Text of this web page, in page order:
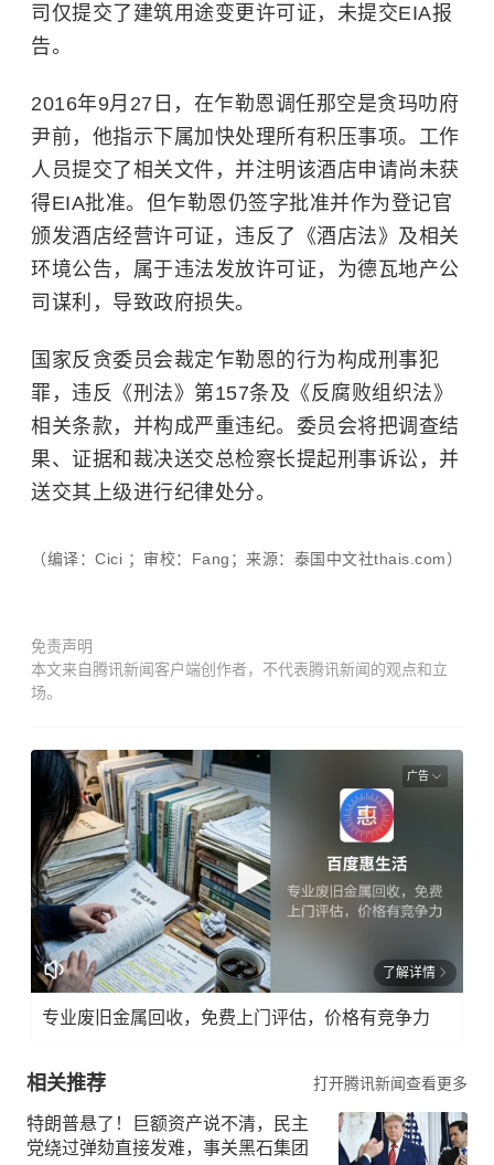
司仅提交了建筑用途变更许可证，未提交EIA报
告。
2016年9月27日，在乍勒恩调任那空是贪玛叻府
尹前，他指示下属加快处理所有积压事项。工作
人员提交了相关文件，并注明该酒店申请尚未获
得EIA批准。但乍勒恩仍签字批准并作为登记官
颁发酒店经营许可证，违反了《酒店法》及相关
环境公告，属于违法发放许可证，为德瓦地产公
司谋利，导致政府损失。
国家反贪委员会裁定乍勒恩的行为构成刑事犯
罪，违反《刑法》第157条及《反腐败组织法》
相关条款，并构成严重违纪。委员会将把调查结
果、证据和裁决送交总检察长提起刑事诉讼，并
送交其上级进行纪律处分。
（编译：Cici ；审校：Fang；来源：泰国中文社thais.com）
免责声明
本文来自腾讯新闻客户端创作者，不代表腾讯新闻的观点和立
场。
广告
了解详情
专业废旧金属回收，免费上门评估，价格有竞争力
相关推荐 打开腾讯新闻查看更多
特朗普悬了！巨额资产说不清，民主
党绕过弹劾直接发难，事关黑石集团